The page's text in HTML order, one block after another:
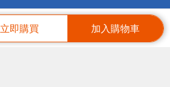
立即購買 加入購物車